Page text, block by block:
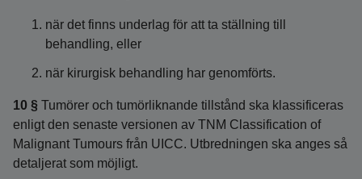
när det finns underlag för att ta ställning till
behandling, eller
när kirurgisk behandling har genomförts.
10 § Tumörer och tumörliknande tillstånd ska klassificeras
enligt den senaste versionen av TNM Classification of
Malignant Tumours från UICC. Utbredningen ska anges så
detaljerat som möjligt.